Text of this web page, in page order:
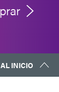
INICIO